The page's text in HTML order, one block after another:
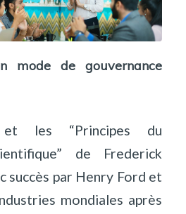
mode de gouvernance
et les “Principes du
de Frederick
succès par Henry Ford et
mondiales après